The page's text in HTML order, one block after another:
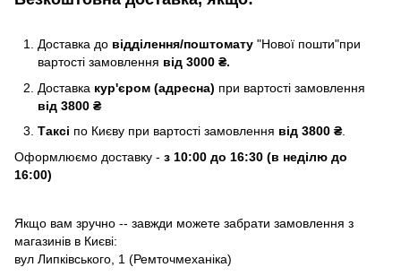
Доставка до відділення/поштомату "Нової пошти"при
вартості замовлення від 3000 ₴.
Доставка кур'єром (адресна) при вартості замовлення
від 3800 ₴
Таксі по Києву при вартості замовлення від 3800 ₴.
Оформлюємо доставку - з 10:00 до 16:30 (в неділю до
16:00)
Якщо вам зручно -- завжди можете забрати замовлення з
магазинів в Києві:
вул Липківського, 1 (Ремточмеханіка)